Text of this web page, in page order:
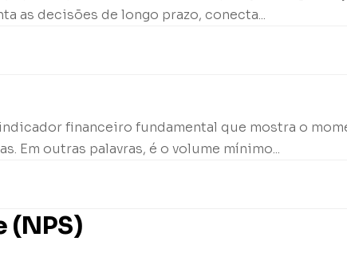
as decisões de longo prazo, conecta...
financeiro fundamental que mostra o
Em outras palavras, é o volume mínimo...
(NPS)